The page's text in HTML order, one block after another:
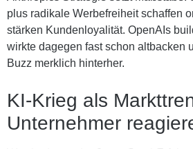
plus radikale Werbefreiheit schaffen
stärken Kundenloyalität. OpenAIs
wirkte dagegen fast schon altbacken
Buzz merklich hinterher.
KI-Krieg als
Unternehmer